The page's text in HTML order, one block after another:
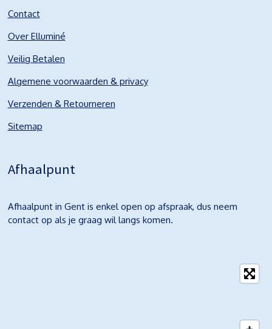
Contact
Over Elluminé
Veilig Betalen
Algemene voorwaarden & privacy
Verzenden & Retourneren
Sitemap
Afhaalpunt
Afhaalpunt in Gent is enkel open op afspraak, dus neem
contact op als je graag wil langs komen.